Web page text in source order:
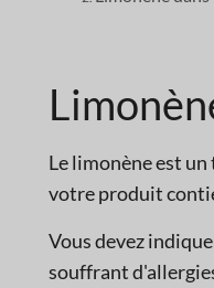
Le limonène est
votre produit
Vous devez
souffrant